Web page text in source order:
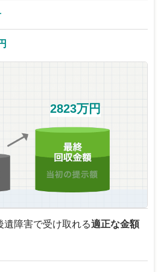
2823万円
遺障害で受け取れる適正な金額